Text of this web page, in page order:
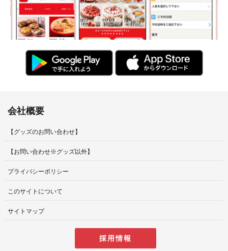
会社概要
【グッズのお問い合わせ】
【お問い合わせ※グッズ以外】
プライバシーポリシー
このサイトについて
サイトマップ
採用情報